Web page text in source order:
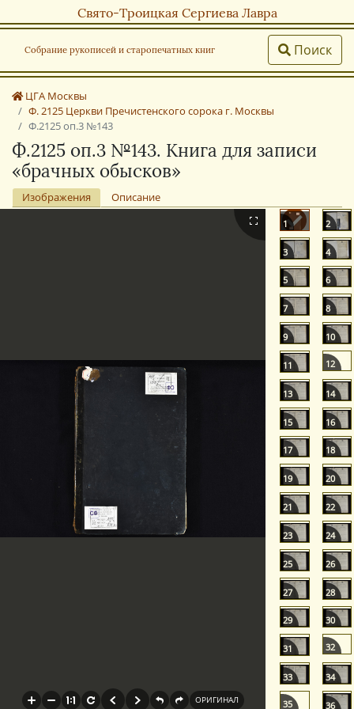
Свято-Троицкая Сергиева Лавра
Собрание рукописей и старопечатных книг Поиск
ЦГА Москвы
Ф. 2125 Церкви Пречистенского сорока г. Москвы
Ф.2125 оп.3 №143
Ф.2125 оп.3 №143. Книга для записи
«брачных обысков»
Изображения Описание
1 2
3 4
5 6
7 8
9 10
11 12
13 14
15 16
17 18
19 20
21 22
23 24
25 26
27 28
29 30
31 32
33 34
35 36